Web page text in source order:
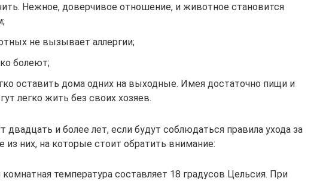
Нежное, доверчивое отношение, и животное становится
не вызывает аллергии;
болеют;
оставить дома одних на выходные. Имея достаточно пищи и
легко жить без своих хозяев.
и более лет, если будут соблюдаться правила ухода за
из них, на которые стоит обратить внимание:
температура составляет 18 градусов Цельсия. При